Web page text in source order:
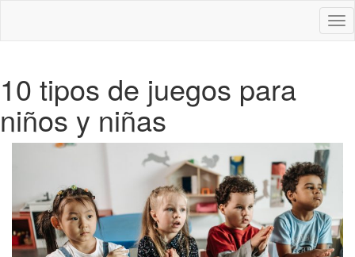
10 tipos de juegos para
niños y niñas